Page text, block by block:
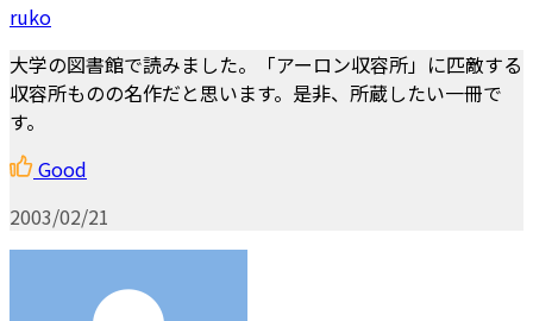
ruko
大学の図書館で読みました。「アーロン収容所」に匹敵する
収容所ものの名作だと思います。是非、所蔵したい一冊で
す。
Good
2003/02/21